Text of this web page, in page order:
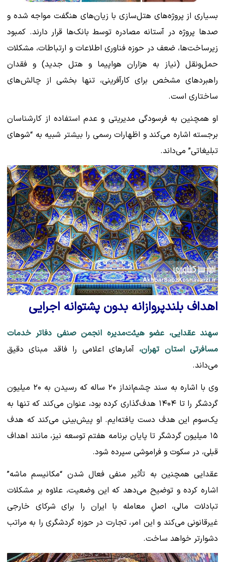
بسیاری از پروژه‌های هتل‌سازی با زیان‌های هنگفت مواجه شده و
صدها پروژه در آستانه مصادره توسط بانک‌ها قرار دارند. کمبود
زیرساخت‌ها، ضعف در حوزه فناوری اطلاعات و ارتباطات، مشکلات
حمل‌ونقل (نیاز به هزاران هواپیما و هتل جدید) و فقدان
راهبردهای مشخص برای کارآفرینی، تنها بخشی از چالش‌های
ساختاری است.
او همچنین به فرسودگی مدیریتی و عدم استفاده از کارشناسان
برجسته اشاره می‌کند و اظهارات رسمی را بیشتر شبیه به “شوهای
تبلیغاتی” می‌داند.
اهداف بلندپروازانه بدون پشتوانه اجرایی
سهند عقدایی، عضو هیئت‌مدیره انجمن صنفی دفاتر خدمات
مسافرتی استان تهران، آمارهای اعلامی را فاقد مبنای دقیق
می‌داند.
وی با اشاره به سند چشم‌انداز ۲۰ ساله که رسیدن به ۲۰ میلیون
گردشگر را تا ۱۴۰۴ هدف‌گذاری کرده بود، عنوان می‌کند که تنها به
یک‌سوم این هدف دست یافته‌ایم. او پیش‌بینی می‌کند که هدف
۱۵ میلیون گردشگر تا پایان برنامه هفتم توسعه نیز، مانند اهداف
قبلی، در سکوت و فراموشی سپرده شود.
عقدایی همچنین به تأثیر منفی فعال شدن “مکانیسم ماشه”
اشاره کرده و توضیح می‌دهد که این وضعیت، علاوه بر مشکلات
تبادلات مالی، اصلِ معامله با ایران را برای شرکای خارجی
غیرقانونی می‌کند و این امر، تجارت در حوزه گردشگری را به مراتب
دشوارتر خواهد ساخت.